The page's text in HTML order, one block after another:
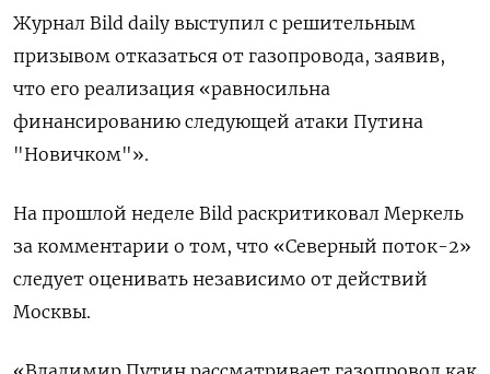
Журнал Bild daily выступил с решительным
призывом отказаться от газопровода, заявив,
что его реализация «равносильна
финансированию следующей атаки Путина
"Новичком"».
На прошлой неделе Bild раскритиковал Меркель
за комментарии о том, что «Северный поток-2»
следует оценивать независимо от действий
Москвы.